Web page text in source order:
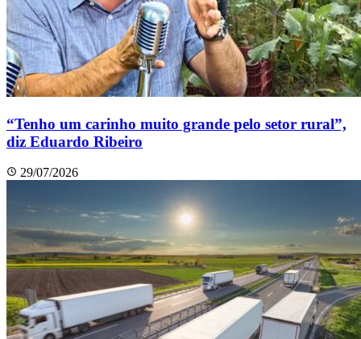
“Tenho um carinho muito grande pelo setor rural”,
diz Eduardo Ribeiro
29/07/2026